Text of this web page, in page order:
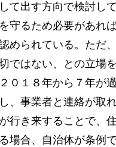
て出す方向で検討して
守るため必要があれ
められている。ただ
ではない、との立場を
１８年から７年が
、事業者と連絡が取
行き来することで、
場合、自治体が条例